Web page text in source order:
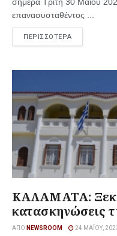
επανασυσταθέντος ...
ΠΕΡΙΣΣΟΤΕΡΑ
ΚΑΛΑΜΑΤΑ:
κατασκηνώσεις
ΑΠΌ NEWSROOM 24 ΜΑΪ́ΟΥ,